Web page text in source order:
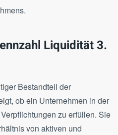
Liquidität 3.
Bestandteil der
ob ein Unternehmen in der
zu erfüllen. Sie
von aktiven und